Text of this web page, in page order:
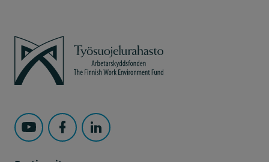
Työsuojelurahasto
Seuraa Työsuojelurahasto kohteessa: YouTube
Seuraa Työsuojelurahasto kohteessa:
Seuraa Työsuojelurahasto kohteessa: